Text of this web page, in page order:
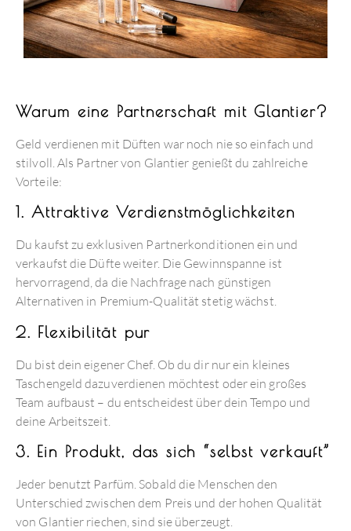
Warum eine Partnerschaft mit Glantier?
Geld verdienen mit Düften war noch nie so einfach und
stilvoll. Als Partner von Glantier genießt du zahlreiche
Vorteile:
1. Attraktive Verdienstmöglichkeiten
Du kaufst zu exklusiven Partnerkonditionen ein und
verkaufst die Düfte weiter. Die Gewinnspanne ist
hervorragend, da die Nachfrage nach günstigen
Alternativen in Premium-Qualität stetig wächst.
2. Flexibilität pur
Du bist dein eigener Chef. Ob du dir nur ein kleines
Taschengeld dazuverdienen möchtest oder ein großes
Team aufbaust – du entscheidest über dein Tempo und
deine Arbeitszeit.
3. Ein Produkt, das sich “selbst verkauft”
Jeder benutzt Parfüm. Sobald die Menschen den
Unterschied zwischen dem Preis und der hohen Qualität
von Glantier riechen, sind sie überzeugt.